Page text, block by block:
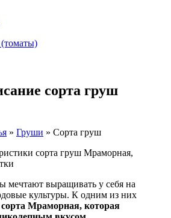
сорта груш
» Груши » Сорта груш
мечтают выращивать у себя на
культуры. К одним из них
Мраморная, которая